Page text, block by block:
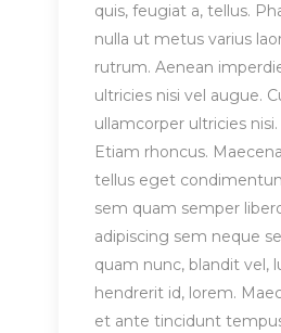
quis, feugiat a, tellus.
nulla ut metus varius
rutrum. Aenean
ultricies nisi vel augue.
ullamcorper ultricies
Etiam rhoncus.
tellus eget
sem quam semper
adipiscing sem neque
quam nunc, blandit vel,
hendrerit id, lorem.
et ante tincidunt